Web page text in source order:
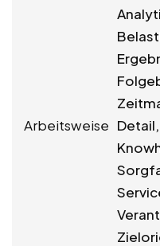
Arbeitsweise